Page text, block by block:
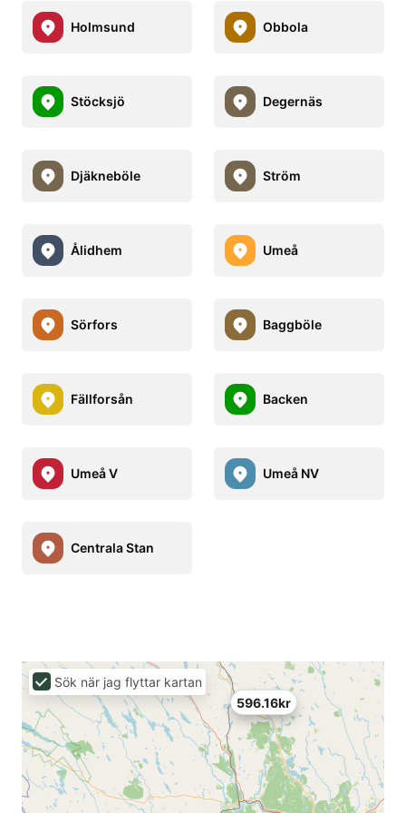
Holmsund Obbola
Stöcksjö Degernäs
Djäkneböle Ström
Ålidhem Umeå
Sörfors Baggböle
Fällforsån Backen
Umeå V Umeå NV
Centrala Stan
596.16kr
Sök när jag flyttar kartan